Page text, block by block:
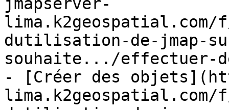
dutilisation-de-jmap-
souhaite.../effectuer-
- [Créer des